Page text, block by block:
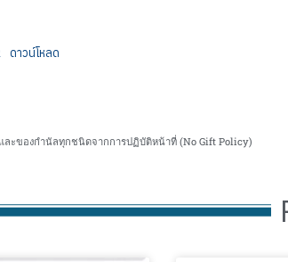
ดาวน์โหลด
ะของกำนัลทุกชนิดจากการปฏิบัติหน้าที่ (No Gift Policy)